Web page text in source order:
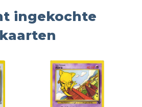
ingekochte
kaarten